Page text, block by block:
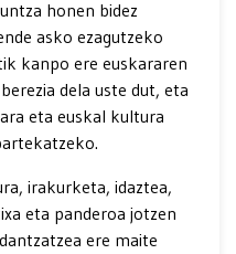
honen bidez
asko ezagutzeko
kanpo ere euskararen
dela uste dut, eta
eta euskal kultura
irakurketa, idaztea,
eta panderoa jotzen
ere maite